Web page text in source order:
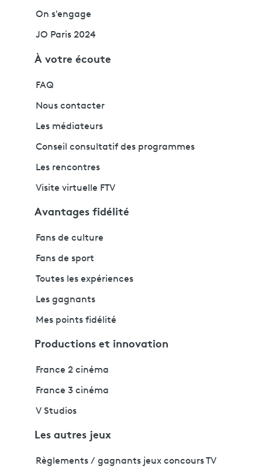
On s'engage
JO Paris 2024
À votre écoute
FAQ
Nous contacter
Les médiateurs
Conseil consultatif des programmes
Les rencontres
Visite virtuelle FTV
Avantages fidélité
Fans de culture
Fans de sport
Toutes les expériences
Les gagnants
Mes points fidélité
Productions et innovation
France 2 cinéma
France 3 cinéma
V Studios
Les autres jeux
Règlements / gagnants jeux concours TV